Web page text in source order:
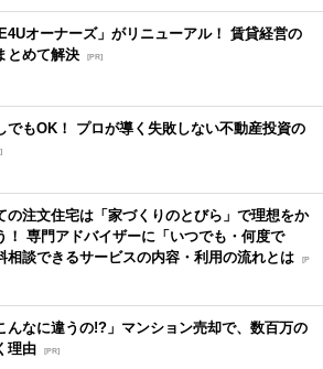
オーナーズ」がリニューアル！ 賃貸経営の
とめて解決 [PR]
でもOK！ プロが導く失敗しない不動産投資の
の注文住宅は「家づくりのとびら」で理想をか
！ 専門アドバイザーに「いつでも・何度で
相談できるサービスの内容・利用の流れとは [P
んなに違うの!?」マンション売却で、数百万の
理由 [PR]